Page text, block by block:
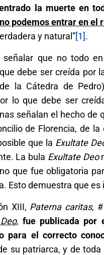
la muerte en
podemos entrar en el
y natural”[1].
señalar que no todo
debe ser creída por
la Cátedra de
lo que debe ser
señalan el hecho de
de Florencia, de
que la Exultate
La bula Exultate Deo
que fue obligatoria
Esto demuestra que es
XIII, Paterna caritas,
, fue publicada por
para el correcto
su patriarca, y de